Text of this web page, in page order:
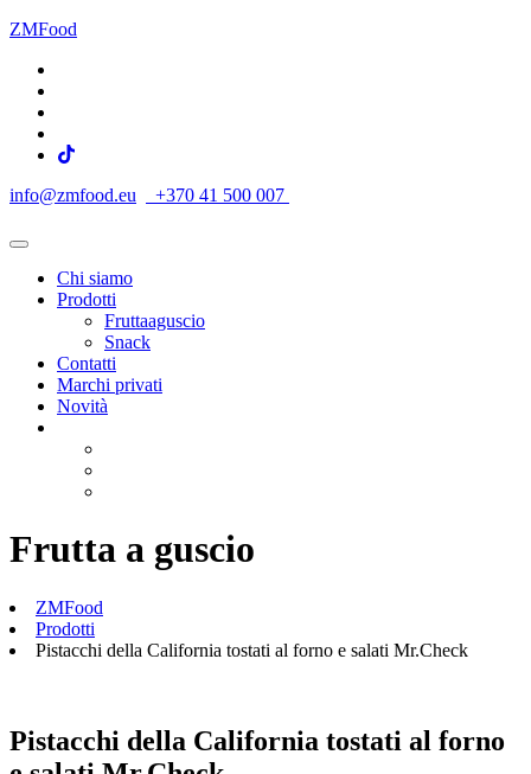
ZMFood
info@zmfood.eu +370 41 500 007
Chi siamo
Prodotti
Fruttaaguscio
Snack
Contatti
Marchi privati
Novità
Frutta a guscio
ZMFood
Prodotti
Pistacchi della California tostati al forno e salati Mr.Check
Pistacchi della California tostati al forno